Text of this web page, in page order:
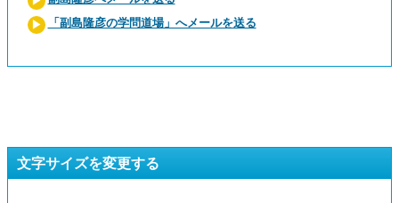
「副島隆彦の学問道場」へメールを送る
文字サイズを変更する